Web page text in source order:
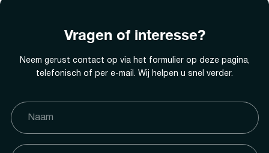
Vragen of interesse?
Neem gerust contact op via het formulier op deze pagina,
telefonisch of per e-mail. Wij helpen u snel verder.